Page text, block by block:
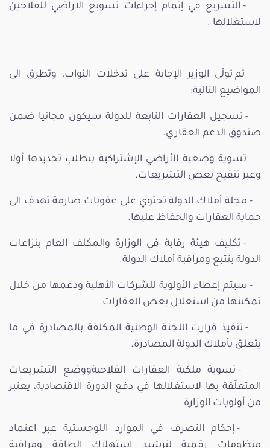
- التسريع في إتمام إجراءات تسويغ الاراضي للفلاحين
لاستغلالها .
ثم تولّى الوزير الإجابة على تدخلات النواب، وتطرق الى
المواضيع التالية:
- تسجيل العقارات التابعة للدولة سيكون مجانيا ضمن
صندوق الدعم العقاري.
تسوية وضعية الأراضي الإشتراكية يتطلب تحديدها أولا
وعبر تنقيح بعض التشريعات.
- مجلة أملاك الدولة تحتوي على عقوبات صارمة تهدف الى
حماية العقارات والحفاظ عليها.
- تكليف هيئة رقابة في الوزارة والمكلف العام بنزاعات
الدولة بتتبع ومراقبة أملاك الدولة.
- سيتم إعطاء الأولوية للشركات الأهلية ودعمها من خلال
تمكينها من استغلال بعض العقارات.
- تنفيذ قرارت اللجنة الوطنية المكلفة بالمصادرة في ما
يتعلق بأملاك الدولة المصادرة.
- تسوية ملكية العقارات الفلاحيةووضع التشريعات
المتعلّقة بها لاستغلالها في دفع الدورة الاقتصادية، يعتبر
من أولويات الوزارة .
- إحكام التصرف في الموارد اللوجستية عبر اعتماد
منظومات رقمية لترشيد استهلاك الطاقة ومراقبة